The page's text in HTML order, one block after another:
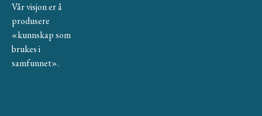
Vår visjon er å
produsere
«kunnskap som
brukes i
samfunnet».